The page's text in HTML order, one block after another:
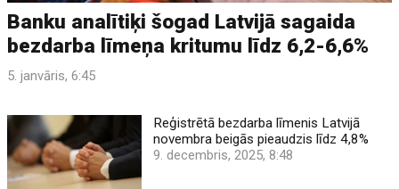
Banku analītiķi šogad Latvijā sagaida
bezdarba līmeņa kritumu līdz 6,2-6,6%
5. janvāris, 6:45
Reģistrētā bezdarba līmenis Latvijā
novembra beigās pieaudzis līdz 4,8%
9. decembris, 2025, 8:48